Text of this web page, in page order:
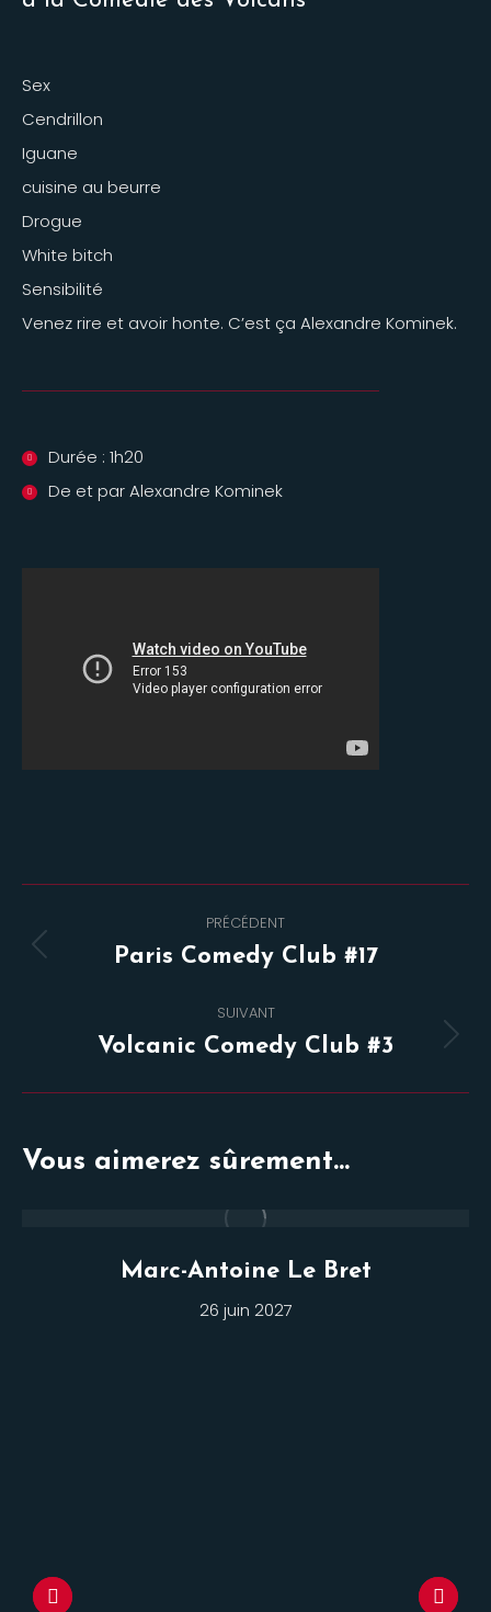
Sex
Cendrillon
Iguane
cuisine au beurre
Drogue
White bitch
Sensibilité
Venez rire et avoir honte. C’est ça Alexandre Kominek.
Durée : 1h20
De et par Alexandre Kominek
de
PRÉCÉDENT
Onglet
Paris Comedy Club #17
SUIVANT
Projets
Volcanic Comedy Club #3
Vous aimerez sûrement...
Marc-Antoine Le Bret
26 juin 2027